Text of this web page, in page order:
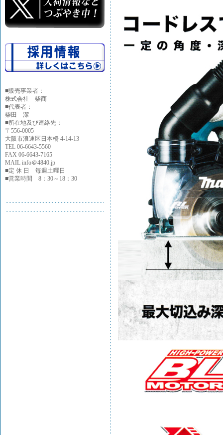
■販売事業者：
株式会社 柴商
■代表者：
柴田 潔
■所在地及び連絡先：
〒556-0005
大阪市浪速区日本橋 4-14-13
TEL 06-6643-5560
FAX 06-6643-7165
MAIL info＠4840.jp
■定 休 日 毎週土曜日
■営業時間 8：30～18：30